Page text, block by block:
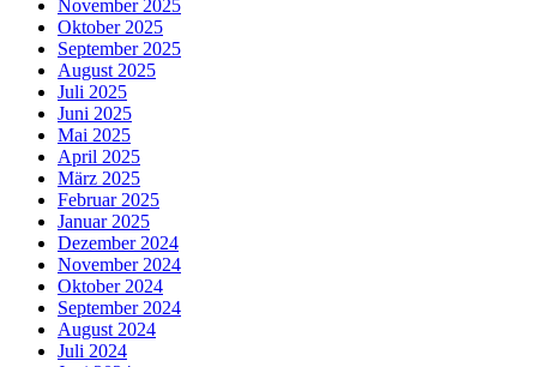
November 2025
Oktober 2025
September 2025
August 2025
Juli 2025
Juni 2025
Mai 2025
April 2025
März 2025
Februar 2025
Januar 2025
Dezember 2024
November 2024
Oktober 2024
September 2024
August 2024
Juli 2024